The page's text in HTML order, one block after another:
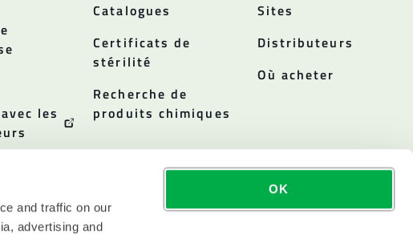
and traffic on our
advertising and
OK
les
Catalogues
Certificats de
stérilité
Recherche de
produits chimiques
Sites
Distributeurs
Où acheter